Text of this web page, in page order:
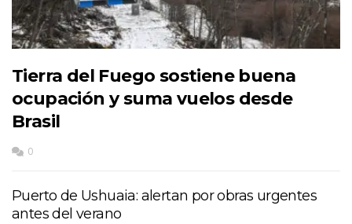
Tierra del Fuego sostiene buena
ocupación y suma vuelos desde
Brasil
0
Puerto de Ushuaia: alertan por obras urgentes
antes del verano